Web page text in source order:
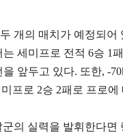
개의 매치가 예정되어
세미프로 전적 6승 1
앞두고 있다. 또한, -
프로 2승 2패로 프로
의 실력을 발휘한다